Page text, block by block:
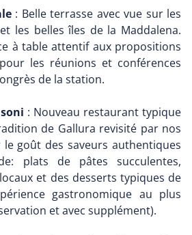
: Belle terrasse avec vue sur les
les belles îles de la Maddalena.
à table attentif aux propositions
les réunions et conférences
de la station.
: Nouveau restaurant typique
de Gallura revisité par nos
le goût des saveurs authentiques
plats de pâtes succulentes,
et des desserts typiques de
gastronomique au plus
et avec supplément).